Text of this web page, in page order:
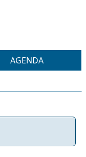
AGENDA